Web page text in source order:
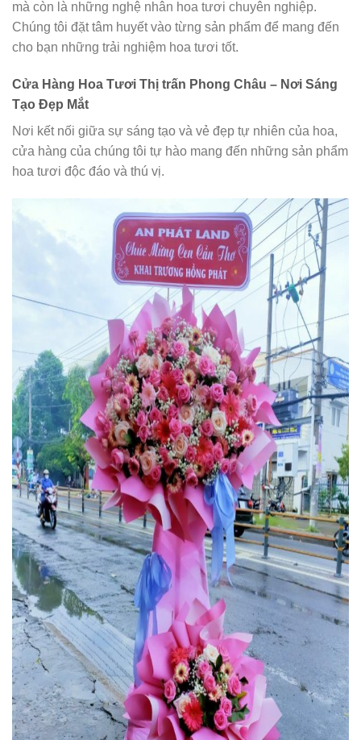
mà còn là những nghệ nhân hoa tươi chuyên nghiệp.
Chúng tôi đặt tâm huyết vào từng sản phẩm để mang đến
cho bạn những trải nghiệm hoa tươi tốt.
Cửa Hàng Hoa Tươi Thị trấn Phong Châu – Nơi Sáng
Tạo Đẹp Mắt
Nơi kết nối giữa sự sáng tạo và vẻ đẹp tự nhiên của hoa,
cửa hàng của chúng tôi tự hào mang đến những sản phẩm
hoa tươi độc đáo và thú vị.